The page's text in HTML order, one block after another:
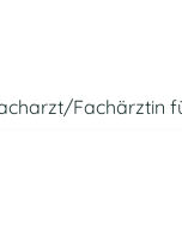
Fachärztin